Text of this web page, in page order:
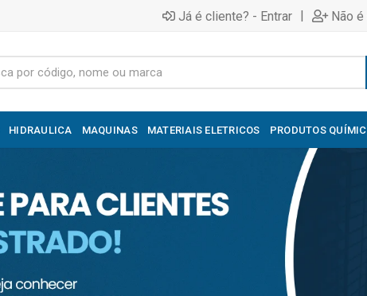
Já é cliente? - Entrar | Não
HIDRAULICA MAQUINAS MATERIAIS ELETRICOS PRODUTOS